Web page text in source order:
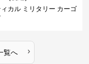
カル ミリタリー カーゴ
覧へ ›